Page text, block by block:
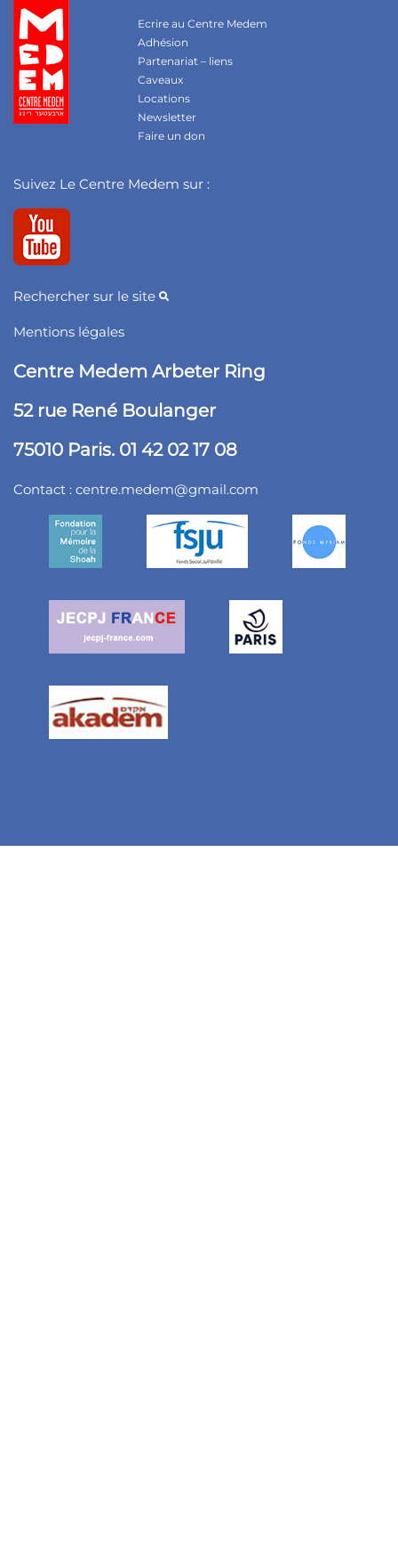
Ecrire au Centre Medem
Adhésion
Partenariat – liens
Caveaux
Locations
Newsletter
Faire un don
Suivez Le Centre Medem sur :
Rechercher sur le site
Mentions légales
Centre Medem Arbeter Ring
52 rue René Boulanger
75010 Paris. 01 42 02 17 08
Contact : centre.medem@gmail.com